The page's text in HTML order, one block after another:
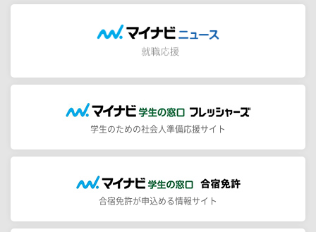
学生のための社会人準備応援サイト
合宿免許が申込める情報サイト